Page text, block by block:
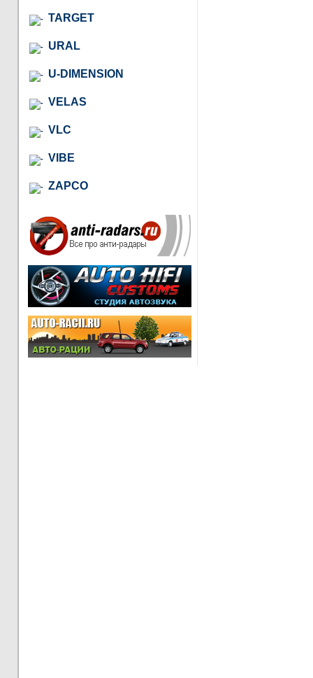
TARGET
URAL
U-DIMENSION
VELAS
VLC
VIBE
ZAPCO